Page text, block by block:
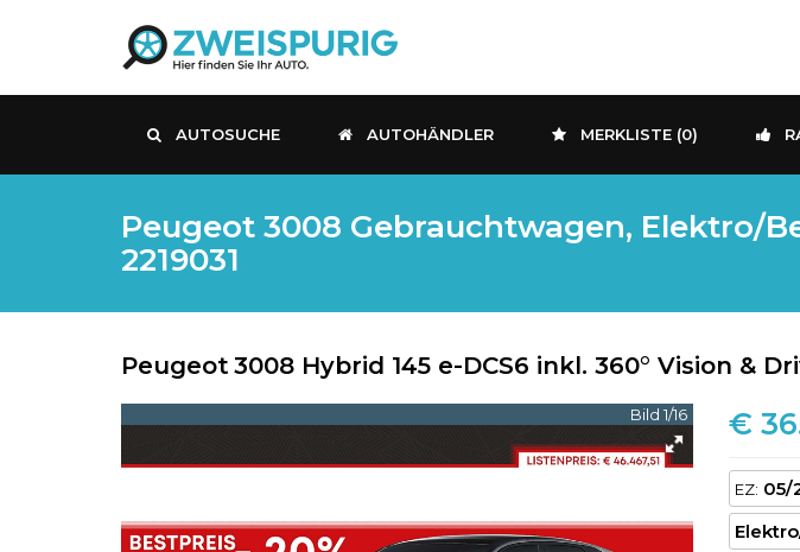
AUTOSUCHE AUTOHÄNDLER MERKLISTE (0)
Peugeot 3008 Gebrauchtwagen, Elektro/
2219031
Peugeot 3008 Hybrid 145 e-DCS6 inkl. 360° Vision &
Bild 1/16 €
EZ: 05/